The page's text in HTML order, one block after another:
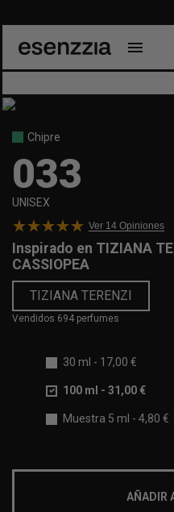
menu
Chipre
033
UNISEX
Ver 14 Opiniones
Inspirado en TIZIANA
CASSIOPEA
TIZIANA TERENZI
Vendidos 694 perfumes
30 ml - 17,00 €
100 ml - 31,00 €
Muestra 5 ml - 4,80 €
AÑADIR